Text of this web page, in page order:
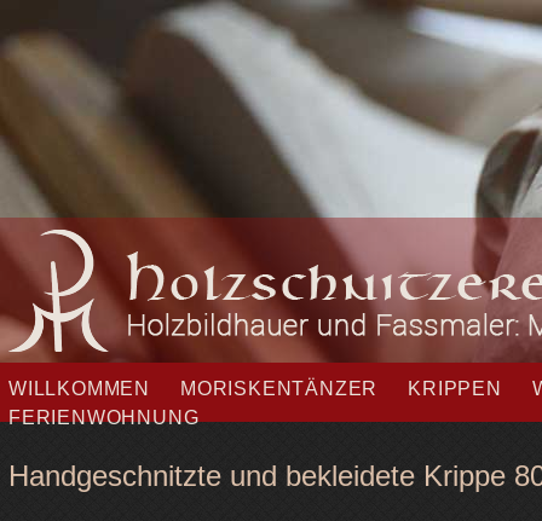
WILLKOMMEN MORISKENTÄNZER KRIPPEN
FERIENWOHNUNG
Handgeschnitzte und bekleidete Krippe